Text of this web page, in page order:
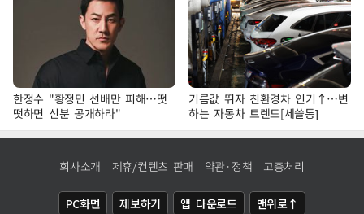
한정수 "황정민 선배만 피해…떳
떳하면 신분 공개하라"
기름값 뛰자 친환경차 인기↑…변
하는 자동차 트렌드[세쓸통]
회사소개 제휴/컨텐츠 판매 약관·정책 고충처리
PC화면 제보하기 앱 다운로드 맨위로↑